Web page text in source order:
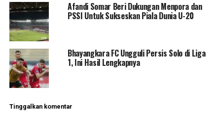
Afandi Somar Beri Dukungan Menpora dan
PSSI Untuk Sukseskan Piala Dunia U-20
Bhayangkara FC Ungguli Persis Solo di Liga
1, Ini Hasil Lengkapnya
Tinggalkan komentar